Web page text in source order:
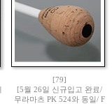
[79]
[5월 26일 신규입고 완료/
무라마츠 PK 524와 동일/ F